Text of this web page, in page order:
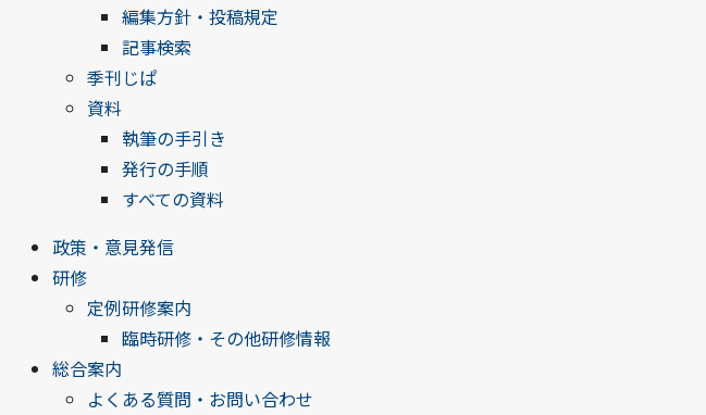
編集方針・投稿規定
記事検索
季刊じぱ
資料
執筆の手引き
発行の手順
すべての資料
政策・意見発信
研修
定例研修案内
臨時研修・その他研修情報
総合案内
よくある質問・お問い合わせ